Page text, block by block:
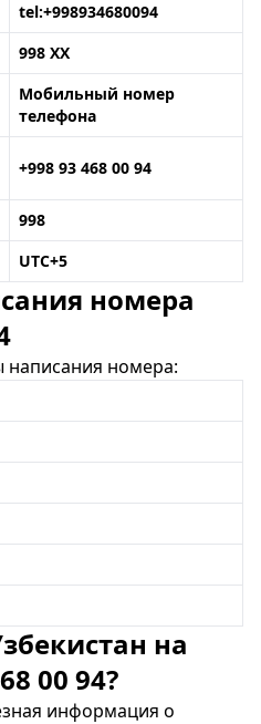
tel:+998934680094
998 XX
Мобильный номер
телефона
+998 93 468 00 94
998
UTC+5
номера
номера:
на
00 94?
информация о